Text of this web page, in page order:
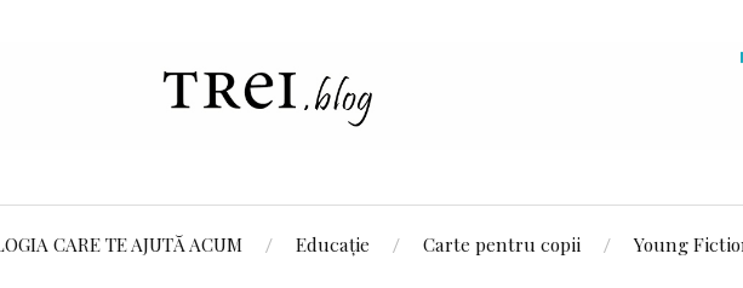
CARE TE AJUTĂ ACUM Educație Carte pentru copii Young